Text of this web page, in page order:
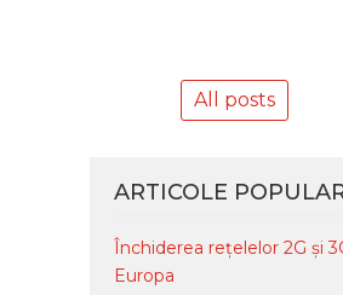
All posts
ARTICOLE
Închiderea rețelelor 2G și
Europa